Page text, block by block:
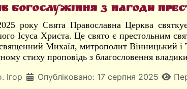
богослужіння з нагоди
року Свята Православна Церква
Ісуса Христа. Це свято є престольним
Михаїл, митрополит Вінницький і
стиху проповідь з благословення
Ігор Опубліковано: 17 серпня 2025